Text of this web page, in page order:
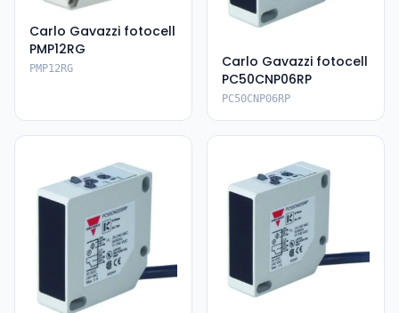
Carlo Gavazzi fotocell
PMP12RG
PMP12RG
Carlo Gavazzi fotocell
PC50CNP06RP
PC50CNP06RP